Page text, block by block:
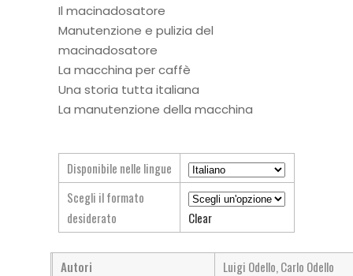
Il macinadosatore
Manutenzione e pulizia del
macinadosatore
La macchina per caffè
Una storia tutta italiana
La manutenzione della macchina
Disponibile nelle lingue
Scegli il formato
desiderato
Clear
Autori
Luigi Odello, Carlo Odello